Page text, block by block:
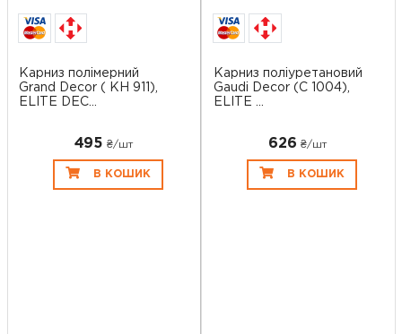
Карниз полімерний
Grand Decor ( KH 911),
ELITE DEC...
495 ₴/шт
В КОШИК
Карниз поліуретановий
Gaudi Decor (С 1004),
ELITE ...
626 ₴/шт
В КОШИК